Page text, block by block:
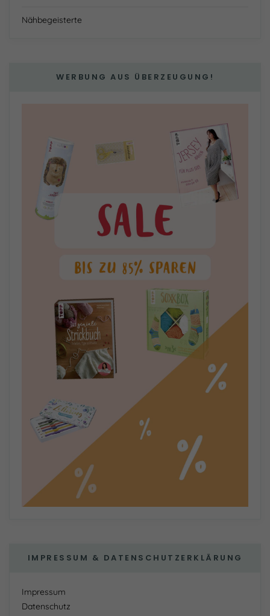
Nähbegeisterte
WERBUNG AUS ÜBERZEUGUNG!
IMPRESSUM & DATENSCHUTZERKLÄRUNG
Impressum
Datenschutz